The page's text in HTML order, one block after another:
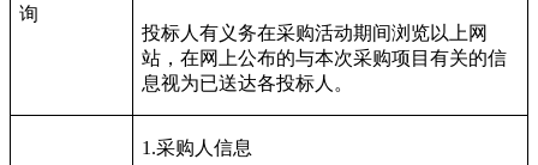
询
投标人有义务在采购活动期间浏览以上网
站，在网上公布的与本次采购项目有关的信
息视为已送达各投标人。
1.采购人信息